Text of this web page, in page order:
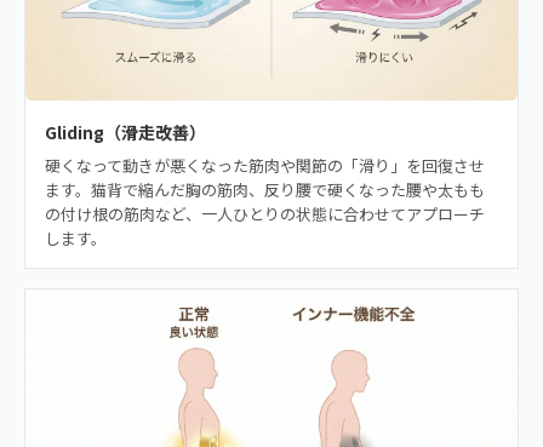
Gliding（滑走改善）
硬くなって動きが悪くなった筋肉や関節の「滑り」を回復させ
ます。猫背で縮んだ胸の筋肉、反り腰で硬くなった腰や太もも
の付け根の筋肉など、一人ひとりの状態に合わせてアプローチ
します。